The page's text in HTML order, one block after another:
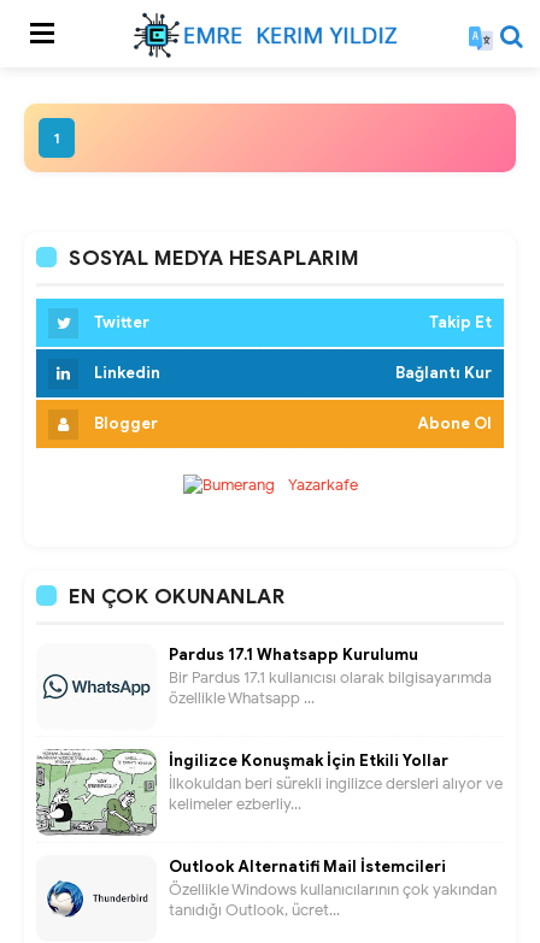
1
SOSYAL MEDYA HESAPLARIM
Twitter Takip Et
Linkedin Bağlantı Kur
Blogger Abone Ol
EN ÇOK OKUNANLAR
Pardus 17.1 Whatsapp Kurulumu
Bir Pardus 17.1 kullanıcısı olarak bilgisayarımda
özellikle Whatsapp ...
İngilizce Konuşmak İçin Etkili Yollar
İlkokuldan beri sürekli ingilizce dersleri alıyor ve
kelimeler ezberliy...
Outlook Alternatifi Mail İstemcileri
Özellikle Windows kullanıcılarının çok yakından
tanıdığı Outlook, ücret...